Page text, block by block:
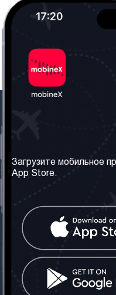
Наши сервисы
Контакт
Грузия: Тбилиси
Телефон:
Загрузите мобильное
App Store.